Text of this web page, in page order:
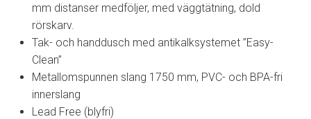
mm distanser medföljer, med väggtätning, dold
rörskarv.
Tak- och handdusch med antikalksystemet ”Easy-
Clean”
Metallomspunnen slang 1750 mm, PVC- och BPA-fri
innerslang
Lead Free (blyfri)